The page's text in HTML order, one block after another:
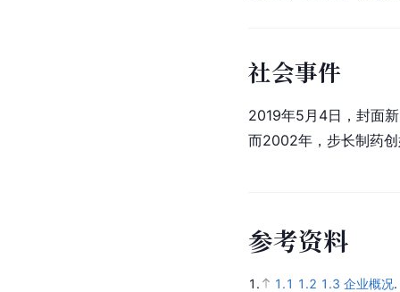
社会事件
2019年5月4日，封面
而2002年，步长制药
参考资料
1. 1.1 1.2 1.3 企业概况.